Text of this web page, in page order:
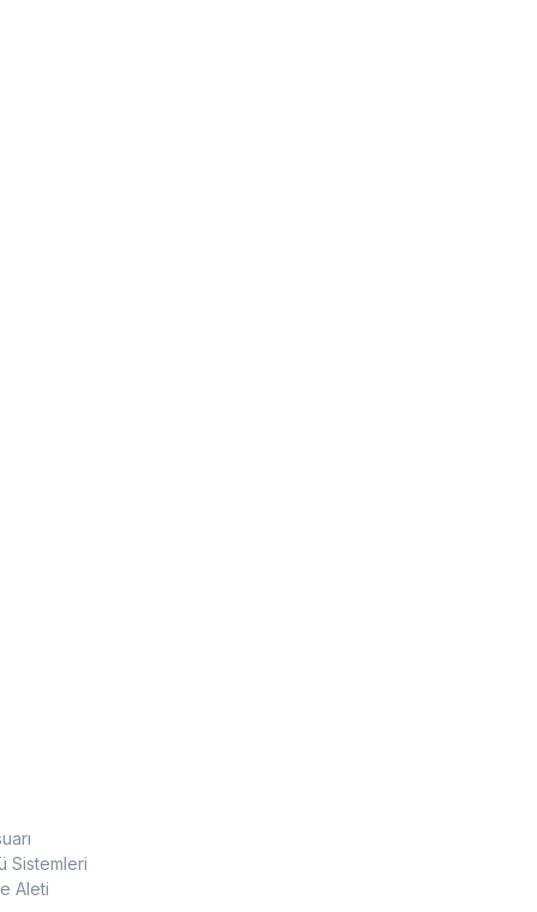
Sistemleri
Aleti